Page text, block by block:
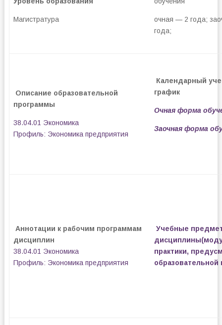
Магистратура
очная — 2 года;
года;
Описание образовательной
программы
38.04.01 Экономика
Профиль: Экономика предприятия
Календарный
график
Очная форма
Заочная форма
Аннотации к рабочим программам
дисциплин
38.04.01 Экономика
Профиль: Экономика предприятия
Учебные
практики,
образовательной